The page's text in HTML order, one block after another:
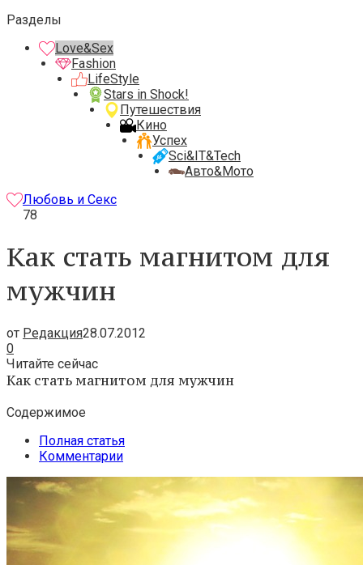
Разделы
Love&Sex
Fashion
LifeStyle
Stars in Shock!
Путешествия
Кино
Успех
Sci&IT&Tech
Авто&Мото
Любовь и Секс
78
Как стать магнитом для
мужчин
от Редакция28.07.2012
0
Читайте сейчас
Как стать магнитом для мужчин
Содержимое
Полная статья
Комментарии